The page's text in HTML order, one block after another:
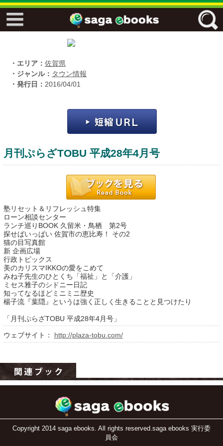
エリア
キーワード
・エリア： 佐賀県
・ジャンル： タウン情報
・発行日： 2016/04/01
月刊ぷらざTOBU 平成28年4月号
塾リセット＆リフレッシュ特集
ローン相談センター
ランチ巡りBOOK 久留米・鳥栖 第2号
探せばいっぱい 佐賀市の恵比寿！ その2
猫の目写真館
新 企画広場
行政トピックス
美のカリスマIKKOの愛をこめて
みね子先生のひとくち「福祉」と「介護」
ミセス雅子のシドニー日記
知ってなるほどミニミニ歴史
楊子流『葉隠』というは強く正しく生きることと見つけたり
「月刊ぷらざTOBU 平成28年4月号」
ウェブサイト： http://plaza-tobu.com/
Copyright 2014 saga ebooks. All rights reserved.saga ebooks 実行委
員会
↓↓ ebooks専用本棚 ↓↓
運営：福博印刷
運営会社
ご利用ガイド
サイトマップ